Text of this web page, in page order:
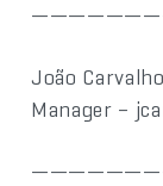
João
Manager –